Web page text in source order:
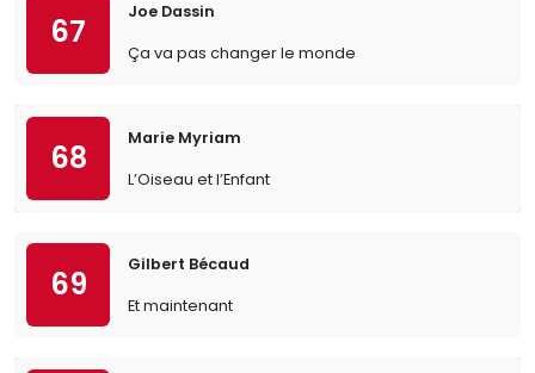
67
Joe Dassin
Ça va pas changer le monde
68
Marie Myriam
L’Oiseau et l’Enfant
69
Gilbert Bécaud
Et maintenant